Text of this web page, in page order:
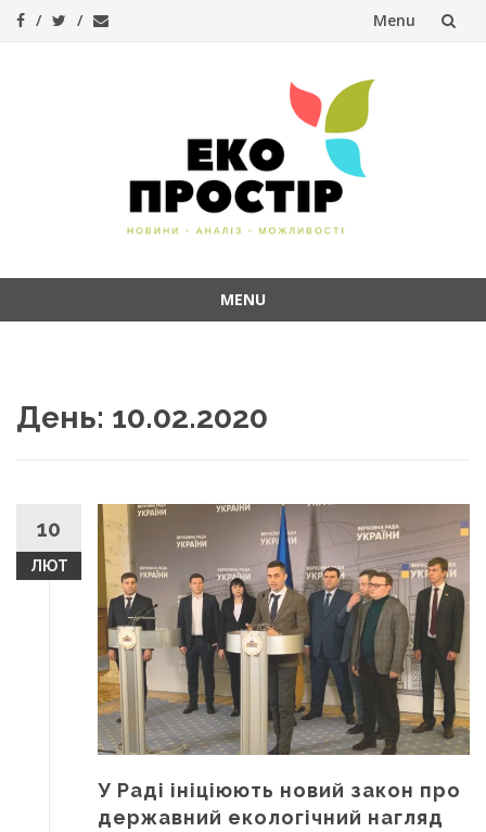
Menu
MENU
День: 10.02.2020
10
ЛЮТ
У Раді ініціюють новий закон про
державний екологічний нагляд